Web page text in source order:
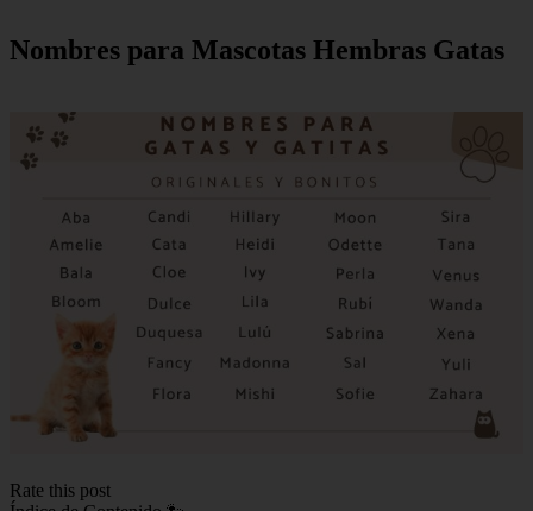
Nombres para Mascotas Hembras Gatas
Rate this post